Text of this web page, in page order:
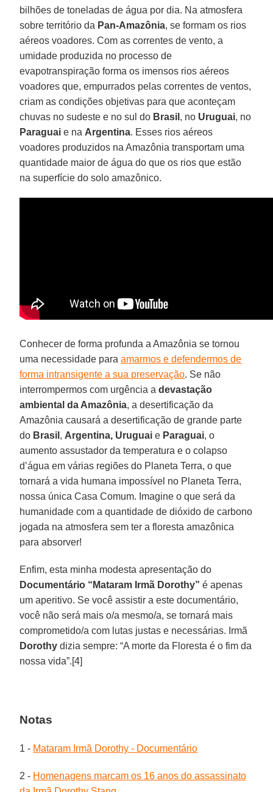
bilhões de toneladas de água por dia. Na atmosfera
sobre território da Pan-Amazônia, se formam os rios
aéreos voadores. Com as correntes de vento, a
umidade produzida no processo de
evapotranspiração forma os imensos rios aéreos
voadores que, empurrados pelas correntes de ventos,
criam as condições objetivas para que aconteçam
chuvas no sudeste e no sul do Brasil , no Uruguai, no
Paraguai e na Argentina. Esses rios aéreos
voadores produzidos na Amazônia transportam uma
quantidade maior de água do que os rios que estão
na superfície do solo amazônico.
Conhecer de forma profunda a Amazônia se tornou
uma necessidade paraamarmos e defendermos de
forma intransigente a sua preservação. Se não
interrompermos com urgência adevastação
ambiental da Amazônia, a desertificação da
Amazônia causará a desertificação de grande parte
do Brasil , Argentina, Uruguai e Paraguai, o
aumento assustador da temperatura e o colapso
d’água em várias regiões do Planeta Terra, o que
tornará a vida humana impossível no Planeta Terra,
nossa única Casa Comum. Imagine o que será da
humanidade com a quantidade de dióxido de carbono
jogada na atmosfera sem ter a floresta amazônica
para absorver!
Enfim, esta minha modesta apresentação do
Documentário “Mataram Irmã Dorothy” é apenas
um aperitivo. Se você assistir a este documentário,
você não será mais o/a mesmo/a, se tornará mais
comprometido/a com lutas justas e necessárias. Irmã
Dorothy dizia sempre: “A morte da Floresta é o fim da
nossa vida”.[4]
Notas
1 - Mataram Irmã Dorothy - Documentário
2 - Homenagens marcam os 16 anos do assassinato